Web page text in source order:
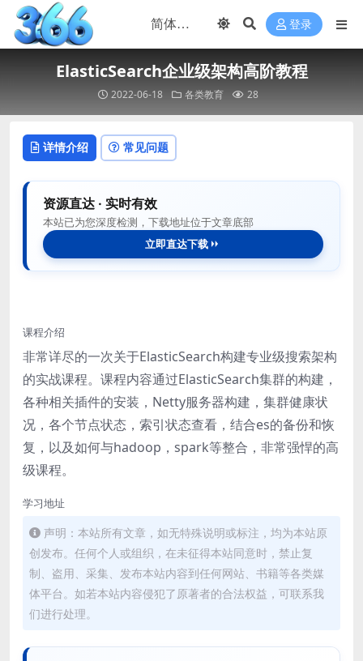
登录
ElasticSearch企业级架构高阶教程
2022-06-18 各类教育 28
详情介绍 常见问题
资源直达 · 实时有效
本站已为您深度检测，下载地址位于文章底部
立即直达下载
课程介绍
非常详尽的一次关于ElasticSearch构建专业级搜索架构
的实战课程。课程内容通过ElasticSearch集群的构建，
各种相关插件的安装，Netty服务器构建，集群健康状
况，各个节点状态，索引状态查看，结合es的备份和恢
复，以及如何与hadoop，spark等整合，非常强悍的高
级课程。
学习地址
声明：本站所有文章，如无特殊说明或标注，均为本站原
创发布。任何个人或组织，在未征得本站同意时，禁止复
制、盗用、采集、发布本站内容到任何网站、书籍等各类媒
体平台。如若本站内容侵犯了原著者的合法权益，可联系我
们进行处理。